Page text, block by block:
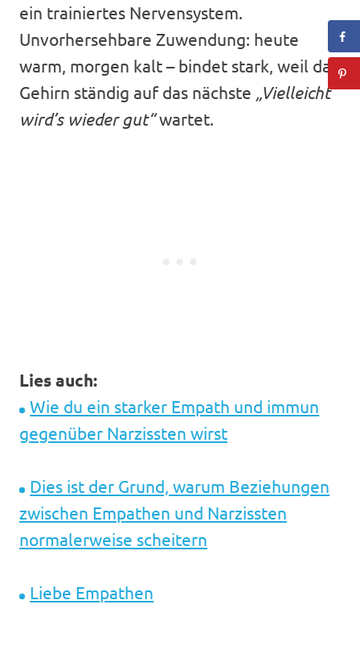
ein trainiertes Nervensystem.
Unvorhersehbare Zuwendung: heute
warm, morgen kalt – bindet stark, weil das
Gehirn ständig auf das nächste „Vielleicht
wird’s wieder gut“wartet.
Lies auch:
Wie du ein starker Empath und immun
gegenüber Narzissten wirst
Dies ist der Grund, warum Beziehungen
zwischen Empathen und Narzissten
normalerweise scheitern
Liebe Empathen